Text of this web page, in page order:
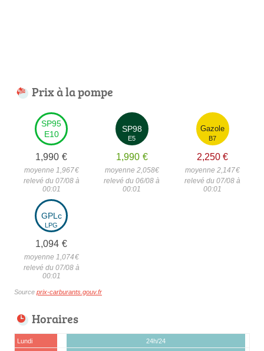
Prix à la pompe
SP95
E10
1,990 €
moyenne 1,967€
relevé du 07/08 à
00:01
SP98
E5
1,990 €
moyenne 2,058€
relevé du 06/08 à
00:01
Gazole
B7
2,250 €
moyenne 2,147€
relevé du 07/08 à
00:01
GPLc
LPG
1,094 €
moyenne 1,074€
relevé du 07/08 à
00:01
Source prix-carburants.gouv.fr
Horaires
Lundi
24h/24